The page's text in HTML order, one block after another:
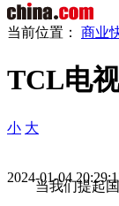
当前位置： 商业
TCL电
小 大
2024-01-04
当我们提起